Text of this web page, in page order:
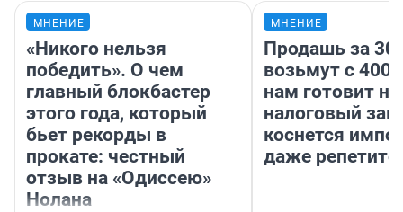
МНЕНИЕ
«Никого нельзя
победить». О чем
главный блокбастер
этого года, который
бьет рекорды в
прокате: честный
отзыв на «Одиссею»
Нолана
МНЕНИЕ
Продашь за
возьмут с
нам готовит
налоговый
коснется
даже